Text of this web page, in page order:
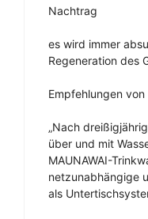
Nachtrag
es wird immer
Regeneration des
Empfehlungen von
„Nach
über und mit
MAUNAWAI-
netzunabhängige
als